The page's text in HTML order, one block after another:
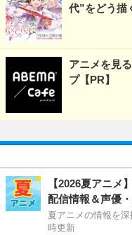
代”をどう描
アニメを見
プ【PR】
【2026夏アニメ
配信情報＆声優
夏アニメの情報を
時更新